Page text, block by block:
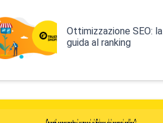
Ottimizzazione SEO: la
guida al ranking